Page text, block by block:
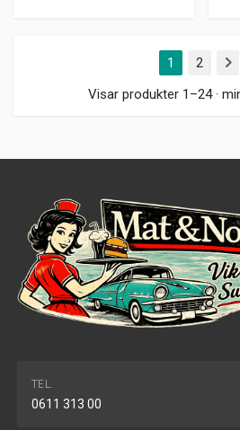
1 2
Visar produkter 1–24 ·
TEL.
0611 313 00